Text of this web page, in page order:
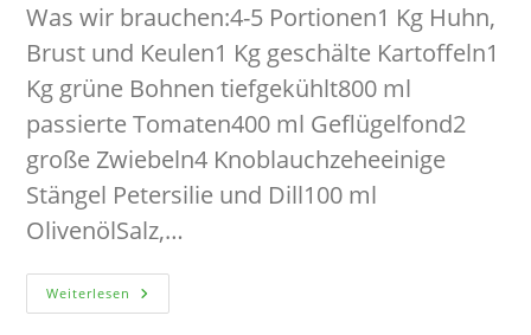
Was wir brauchen:4-5 Portionen1 Kg Huhn,
Brust und Keulen1 Kg geschälte Kartoffeln1
Kg grüne Bohnen tiefgekühlt800 ml
passierte Tomaten400 ml Geflügelfond2
große Zwiebeln4 Knoblauchzeheeinige
Stängel Petersilie und Dill100 ml
OlivenölSalz,…
Weiterlesen Hähnchen
Mit